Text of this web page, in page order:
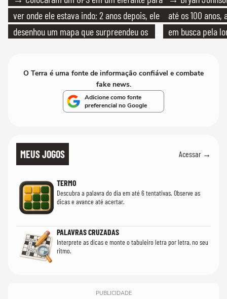
ver onde ele estava indo; 2 anos depois, ele
desenhou um mapa que surpreendeu os
até os 100
em busca pela
O Terra é uma fonte de informação confiável e combate
fake news.
Adicione como fonte
preferencial no Google
MEUS JOGOS Acessar →
TERMO
Descubra a palavra do dia em até 6 tentativas. Observe as
dicas e avance até acertar.
PALAVRAS CRUZADAS
Interprete as dicas e monte o tabuleiro letra por letra, no seu
ritmo.
PUBLICIDADE